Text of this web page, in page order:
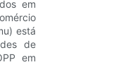
em
está
de
em